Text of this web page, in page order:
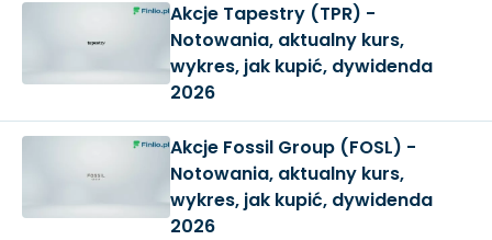
Akcje Tapestry (TPR) -
Notowania, aktualny kurs,
wykres, jak kupić, dywidenda
2026
Akcje Fossil Group (FOSL) -
Notowania, aktualny kurs,
wykres, jak kupić, dywidenda
2026